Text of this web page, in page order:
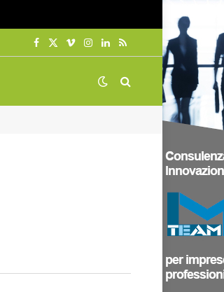
Facebook
X
VimeoInstagram
LinkedIn
RSS